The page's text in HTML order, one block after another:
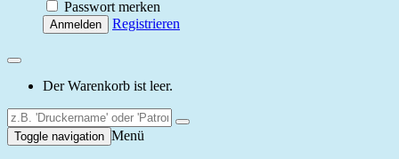
Passwort merken
Anmelden Registrieren
Der Warenkorb ist leer.
Toggle navigation Menü